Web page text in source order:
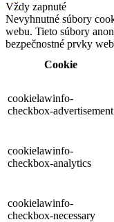
Vždy zapnuté
Nevyhnutné súbory
webu. Tieto súbory
bezpečnostné prvky
Cookie
cookielawinfo-
checkbox-advertisement
cookielawinfo-
checkbox-analytics
cookielawinfo-
checkbox-necessary